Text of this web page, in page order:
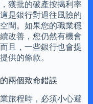
獲批的破產按揭利率
是銀行對過往風險的
間。如果您的職業穩
改善，您仍然有機會
且，一些銀行也會提
供的條款。
兩個致命錯誤
旅程時，必須小心避